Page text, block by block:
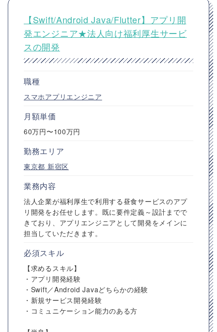
【Swift/Android Java/Flutter】アプリ開
発エンジニア★法人向け福利厚生サービ
スの開発
職種
スマホアプリエンジニア
月額単価
60万円〜100万円
勤務エリア
東京都 新宿区
業務内容
法人企業が福利厚生で利用する昼食サービスのアプ
リ開発をお任せします。既に要件定義～設計までで
きており、アプリエンジニアとして開発をメインに
担当していただきます。
必須スキル
【求めるスキル】
・アプリ開発経験
・Swift／Android Javaどちらかの経験
・新規サービス開発経験
・コミュニケーション能力のある方